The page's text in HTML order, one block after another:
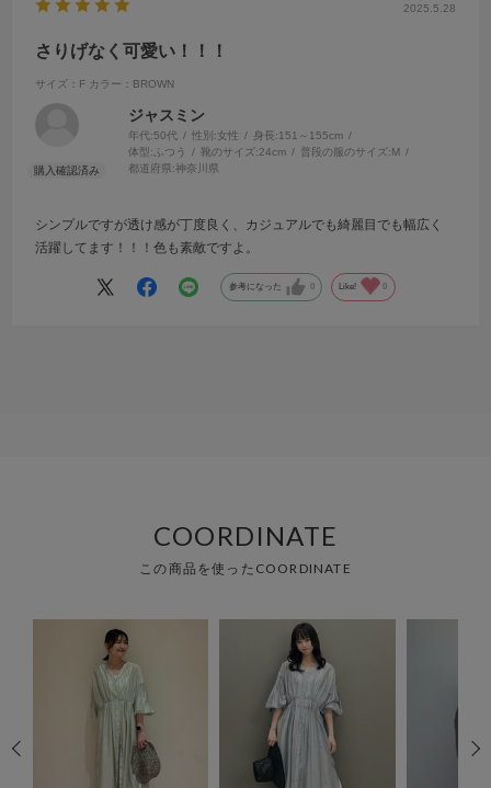
2025.5.28
さりげなく可愛い！！！
サイズ：F カラー：BROWN
ジャスミン
年代:50代 性別:女性 身長:151～155cm
体型: ふつう 靴のサイズ:24cm 普段の服のサイズ:M
都道府県:神奈川県
シンプルですが透け感が丁度良く、カジュアルでも綺麗目でも幅広く
活躍してます！！！色も素敵ですよ。
参考になった 0 Like! 0
COORDINATE
この商品を使ったCOORDINATE